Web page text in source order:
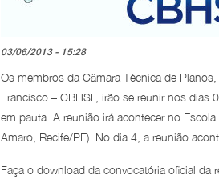
03/06/2013 - 15:28
Os membros da Câmara Técnica de
Francisco – CBHSF, irão se reunir nos dias
em pauta. A reunião irá acontecer no
Amaro, Recife/PE). No dia 4, a reunião
Faça o download da convocatória oficial da